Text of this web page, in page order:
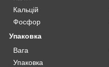
Кальцій
Фосфор
Упаковка
Вага
Упаковка